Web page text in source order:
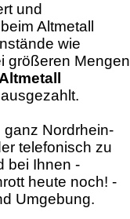
und
Altmetall
wie
größeren Mengen
Altmetall
ganz Nordrhein-
telefonisch zu
bei Ihnen -
heute noch! -
Umgebung.